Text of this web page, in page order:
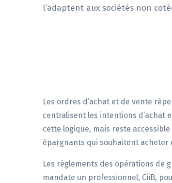
l’adaptent aux sociétés non
Les ordres d’achat et de vente
centralisent les intentions d’achat
cette logique, mais reste
épargnants qui souhaitent acheter
Les règlements des opérations de
mandate un professionnel, CiiB,